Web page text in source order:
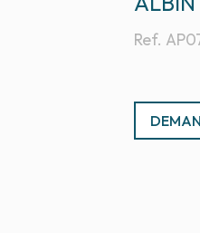
Ref.